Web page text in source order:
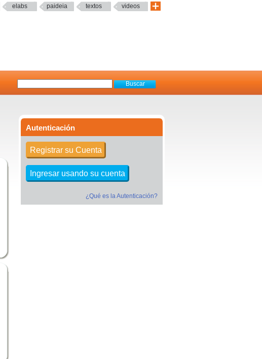
elabs paideia textos videos
Autenticación
Registrar su Cuenta
Ingresar usando su cuenta
¿Qué es la Autenticación?